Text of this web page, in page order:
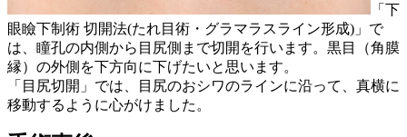
「下
眼瞼下制術 切開法(たれ目術・グラマラスライン形成)」で
は、瞳孔の内側から目尻側まで切開を行います。黒目（角膜
縁）の外側を下方向に下げたいと思います。
「目尻切開」では、目尻のおシワのラインに沿って、真横に
移動するように心がけました。